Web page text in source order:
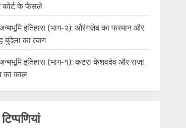
कोर्ट के फैसले
इतिहास (भाग-२): औरंगज़ेब का फरमान और
बुंदेला का त्याग
इतिहास (भाग-१): कटरा केशवदेव और राजा
का काल